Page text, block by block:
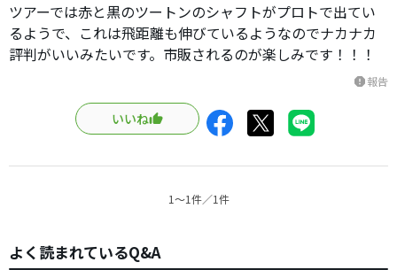
ツアーでは赤と黒のツートンのシャフトがプロトで出てい
るようで、これは飛距離も伸びているようなのでナカナカ
評判がいいみたいです。市販されるのが楽しみです！！！
report報告
いいね
1〜1件／1件
よく読まれているQ&A